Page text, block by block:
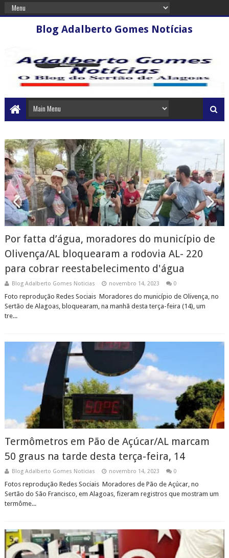
Blog Adalberto Gomes Notícias
Por fatta d’água, moradores do município de
Olivença/AL bloquearam a rodovia AL- 220
para cobrar reestabelecimento d'água
Blog Adalberto Gomes Noticias novembro 14, 2023 0
Foto reprodução Redes Sociais Moradores do município de Olivença, no
Sertão de Alagoas, bloquearam, na manhã desta terça-feira (14), um
tre...
Termômetros em Pão de Açúcar/AL marcam
50 graus na tarde desta terça-feira, 14
Blog Adalberto Gomes Noticias novembro 14, 2023 0
Fotos reprodução Redes Sociais Moradores de Pão de Açúcar, no
Sertão do São Francisco, em Alagoas, fizeram registros que mostram um
termôme...